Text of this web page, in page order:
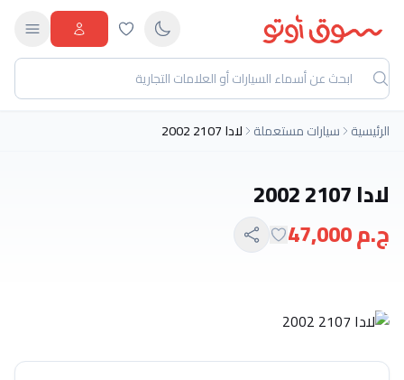
الرئيسية سيارات مستعملة لادا 2107 2002
لادا 2107 2002
ج.م 47,000